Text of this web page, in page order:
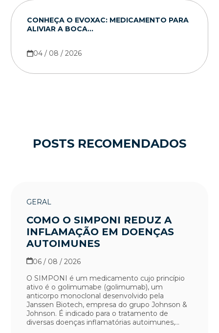
CONHEÇA O EVOXAC: MEDICAMENTO PARA
ALIVIAR A BOCA...
04 / 08 / 2026
POSTS RECOMENDADOS
GERAL
COMO O SIMPONI REDUZ A
INFLAMAÇÃO EM DOENÇAS
AUTOIMUNES
06 / 08 / 2026
O SIMPONI é um medicamento cujo princípio
ativo é o golimumabe (golimumab), um
anticorpo monoclonal desenvolvido pela
Janssen Biotech, empresa do grupo Johnson &
Johnson. É indicado para o tratamento de
diversas doenças inflamatórias autoimunes,...